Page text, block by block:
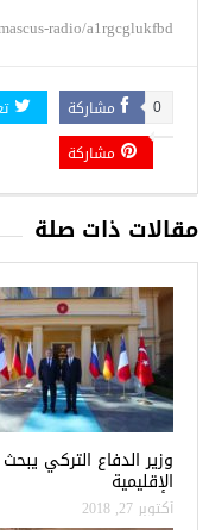
radio/a1rgcglukfbd
مشاركة 0
مشاركة
مقالات ذات صلة
وزير الدفاع التركي
الإقليمية
أكتوبر 27, 2018